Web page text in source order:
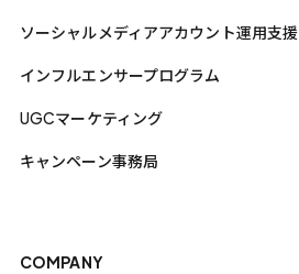
ソーシャルメディアアカウント運用支援
インフルエンサープログラム
UGCマーケティング
キャンペーン事務局
COMPANY